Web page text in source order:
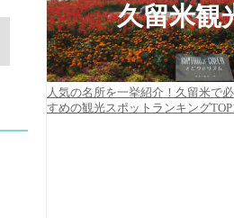
久留米観
人気の名所を一挙紹介！久留米で
すめの観光スポットランキング